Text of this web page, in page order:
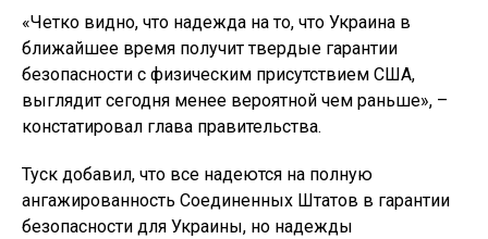
«Четко видно, что надежда на то, что Украина в
ближайшее время получит твердые гарантии
безопасности с физическим присутствием США,
выглядит сегодня менее вероятной чем раньше», –
констатировал глава правительства.
Туск добавил, что все надеются на полную
ангажированность Соединенных Штатов в гарантии
безопасности для Украины, но надежды